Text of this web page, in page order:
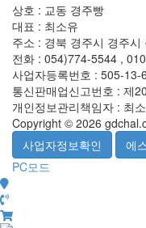
상호 : 교동 경주빵
대표 : 최소유
주소 : 경북 경주시 경주
전화 : 054)774-5544 ,
사업자등록번호 : 505-13-
통신판매업신고번호 : 제
개인정보관리책임자 : 최
Copyright © 2026
PC모드